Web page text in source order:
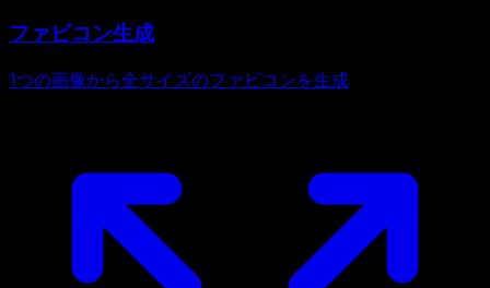
ファビコン生成
1つの画像から全サイズのファビコンを生成